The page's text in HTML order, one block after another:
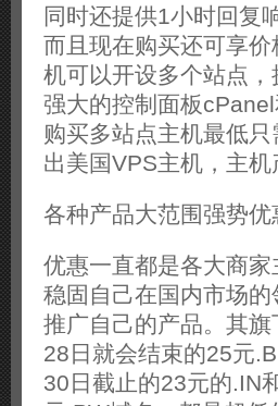
同时还提供1小时回复
而且现在购买还可享
机可以开设多个站点
强大的控制面板
购买多站点主机最低
出美国VPS主机，主机
各种产品大范围强势优
优惠一直都是各大商
稳固自己在国内市场
推广自己的产品。其
28日就会结束的25元
30日截止的23元的.IN